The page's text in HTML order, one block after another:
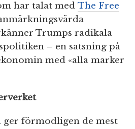
har talat med The Free
Trumps radikala
– en satsning på
med «alla marker
förmodligen de mest